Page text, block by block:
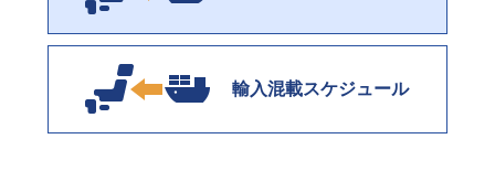
輸入混載スケジュール